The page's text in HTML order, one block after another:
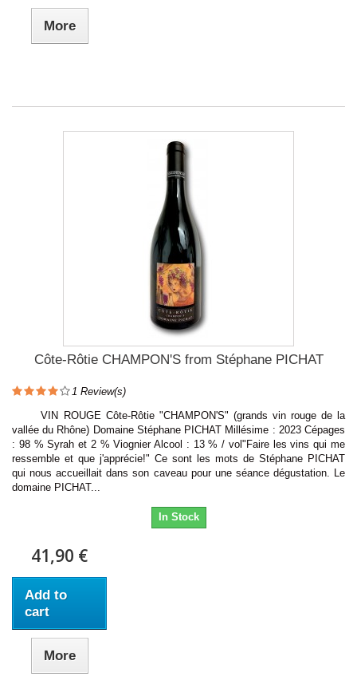
More
Côte-Rôtie CHAMPON'S from Stéphane PICHAT
1 Review(s)
VIN ROUGE Côte-Rôtie "CHAMPON'S" (grands vin rouge de la
vallée du Rhône) Domaine Stéphane PICHAT Millésime : 2023 Cépages
: 98 % Syrah et 2 % Viognier Alcool : 13 % / vol"Faire les vins qui me
ressemble et que j'apprécie!" Ce sont les mots de Stéphane PICHAT
qui nous accueillait dans son caveau pour une séance dégustation. Le
domaine PICHAT...
In Stock
41,90 €
Add to
cart
More